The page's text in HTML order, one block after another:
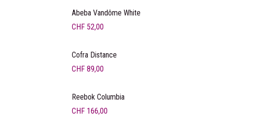
Abeba Vandôme White
CHF 52,00
Liquidation
Cofra Distance
CHF 89,00
Reebok Columbia
CHF 166,00